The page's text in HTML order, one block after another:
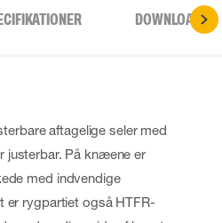
DOWNLOADS
aftagelige seler med
justerbar. På knæene er
med indvendige
er rygpartiet også HTFR-